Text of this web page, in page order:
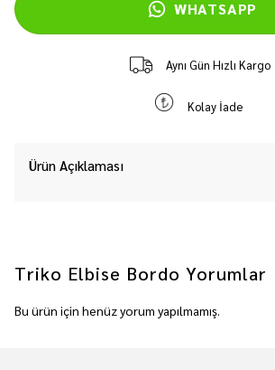
WHATSAPP
Aynı Gün Hızlı Kargo
Kolay İade
Ürün Açıklaması
Triko Elbise Bordo Yorumlar
Bu ürün için henüz yorum yapılmamış.